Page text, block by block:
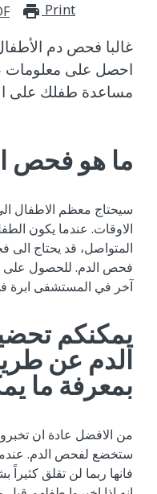
Print
غالبا فحص دم
احصل على معلومات
مساعدة طفلك على
ما هو فحص
سيحتاج معظم الاطفال
الاوقات. عندما يكون
المتواصل، قد يحتاج
فحص الدم. للحصول
آخر في المستشفى ابرة
يمكنكم
الدم عن
بمعرفة ما
من الافضل عادة ان
ستخضع لفحص الدم.
فانها ربما لن تقلق